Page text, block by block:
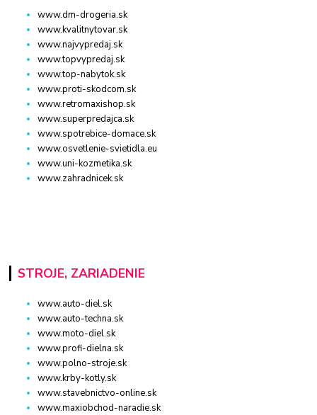
www.dm-drogeria.sk
www.kvalitnytovar.sk
www.najvypredaj.sk
www.topvypredaj.sk
www.top-nabytok.sk
www.proti-skodcom.sk
www.retromaxishop.sk
www.superpredajca.sk
www.spotrebice-domace.sk
www.osvetlenie-svietidla.eu
www.uni-kozmetika.sk
www.zahradnicek.sk
STROJE, ZARIADENIE
www.auto-diel.sk
www.auto-techna.sk
www.moto-diel.sk
www.profi-dielna.sk
www.polno-stroje.sk
www.krby-kotly.sk
www.stavebnictvo-online.sk
www.maxiobchod-naradie.sk